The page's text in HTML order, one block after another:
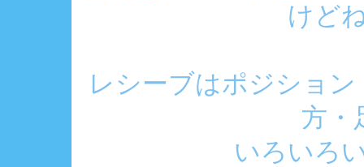
けど
レシーブはポジショ
方・
いろいろ